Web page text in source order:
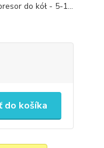
do kół - 5-1...
do košíka